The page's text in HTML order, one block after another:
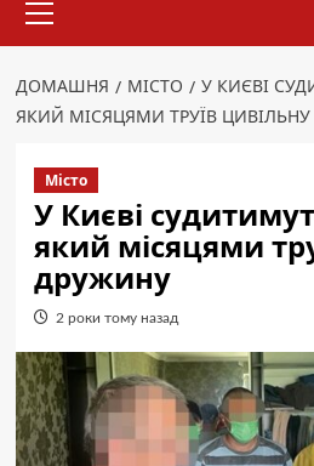
меню
ДОМАШНЯ МІСТО
У КИЄВІ
ЯКИЙ МІСЯЦЯМИ ТРУЇВ
Місто
У Києві
який місяцями
дружину
2 роки тому назад